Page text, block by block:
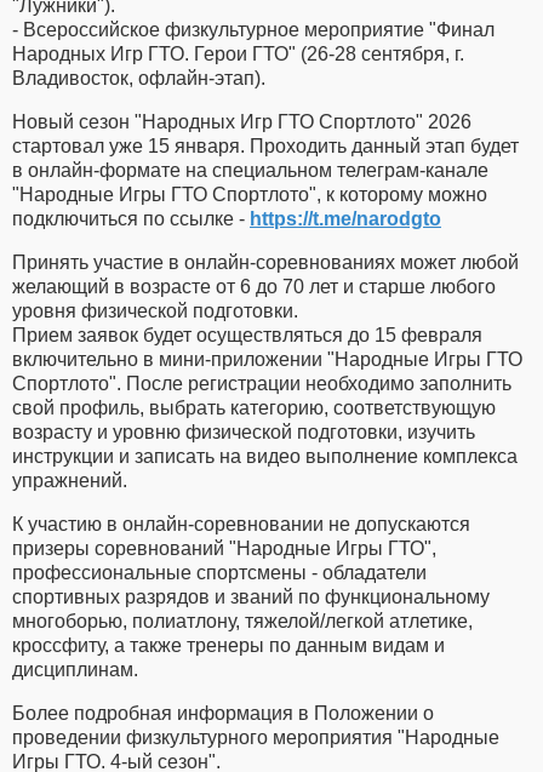
"Лужники").
- Всероссийское физкультурное мероприятие "Финал
Народных Игр ГТО. Герои ГТО" (26-28 сентября, г.
Владивосток, офлайн-этап).
Новый сезон "Народных Игр ГТО Спортлото" 2026
стартовал уже 15 января. Проходить данный этап будет
в онлайн-формате на специальном телеграм-канале
"Народные Игры ГТО Спортлото", к которому можно
подключиться по ссылке - https://t.me/narodgto
Принять участие в онлайн-соревнованиях может любой
желающий в возрасте от 6 до 70 лет и старше любого
уровня физической подготовки.
Прием заявок будет осуществляться до 15 февраля
включительно в мини-приложении "Народные Игры ГТО
Спортлото". После регистрации необходимо заполнить
свой профиль, выбрать категорию, соответствующую
возрасту и уровню физической подготовки, изучить
инструкции и записать на видео выполнение комплекса
упражнений.
К участию в онлайн-соревновании не допускаются
призеры соревнований "Народные Игры ГТО",
профессиональные спортсмены - обладатели
спортивных разрядов и званий по функциональному
многоборью, полиатлону, тяжелой/легкой атлетике,
кроссфиту, а также тренеры по данным видам и
дисциплинам.
Более подробная информация в Положении о
проведении физкультурного мероприятия "Народные
Игры ГТО. 4-ый сезон".